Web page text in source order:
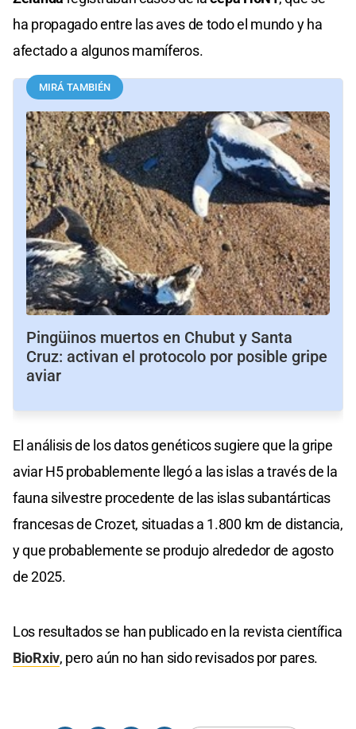
ha propagado entre las aves de todo el mundo y ha
afectado a algunos mamíferos.
MIRÁ TAMBIÉN
Pingüinos muertos en Chubut y Santa
Cruz: activan el protocolo por posible gripe
aviar
El análisis de los datos genéticos sugiere que la gripe
aviar H5 probablemente llegó a las islas a través de la
fauna silvestre procedente de las islas subantárticas
francesas de Crozet, situadas a 1.800 km de distancia,
y que probablemente se produjo alrededor de agosto
de 2025.
Los resultados se han publicado en la revista científica
BioRxiv, pero aún no han sido revisados ​​por pares.